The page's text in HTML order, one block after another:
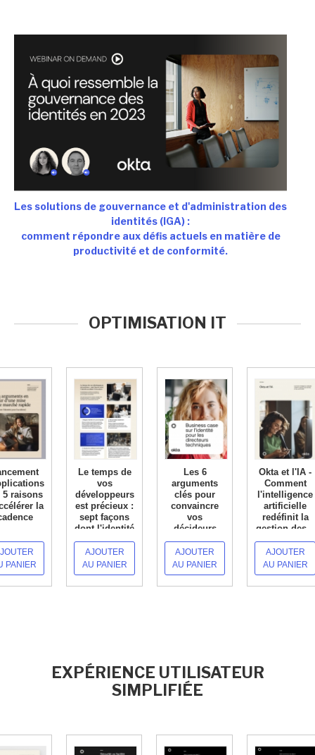
Les solutions de gouvernance et d'administration des
identités (IGA) :
comment répondre aux défis actuels en matière de
productivité et de conformité.
OPTIMISATION IT
5 raisons
la
PANIER
Le temps de
vos
développeurs
est précieux :
sept façons
dont l'identité
accélère...
EN SAVOIR +
AJOUTER
AU PANIER
Les 6
arguments
clés pour
convaincre
vos
décideurs
d'investir
dans
l'identité.
EN SAVOIR +
AJOUTER
AU PANIER
Okta et l'IA -
Comment
l'intelligence
artificielle
redéfinit la
gestion des...
EN SAVOIR +
AJOUTER
AU PANIER
EXPÉRIENCE UTILISATEUR
SIMPLIFIÉE